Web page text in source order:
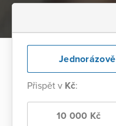
Jednorázově
Přispět v Kč:
10 000 Kč